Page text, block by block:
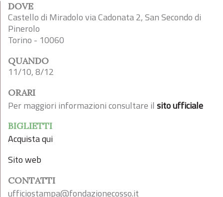
DOVE
Castello di Miradolo via Cadonata 2, San Secondo di
Pinerolo
Torino - 10060
QUANDO
11/10, 8/12
ORARI
Per maggiori informazioni consultare il sito ufficiale
BIGLIETTI
Acquista qui
Sito web
CONTATTI
ufficiostampa@fondazionecosso.it